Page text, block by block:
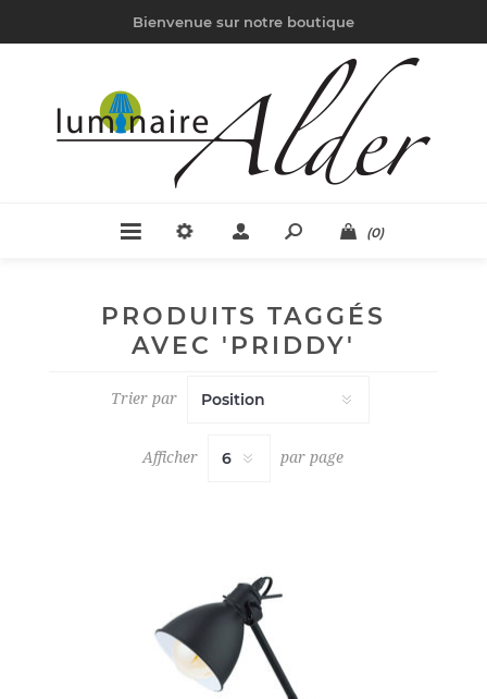
Bienvenue sur notre boutique
(0)
PRODUITS TAGGÉS
AVEC 'PRIDDY'
Trier par
Afficher par page